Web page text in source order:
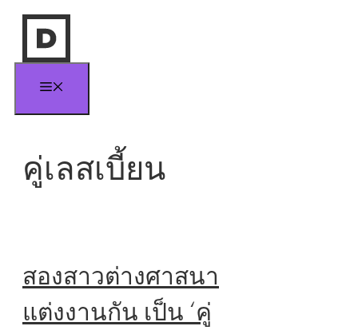
Skip
content
คู่เลสเบี้ยน
สองสาวต่างศาสนา
แต่งงานกัน เป็น ‘คู่